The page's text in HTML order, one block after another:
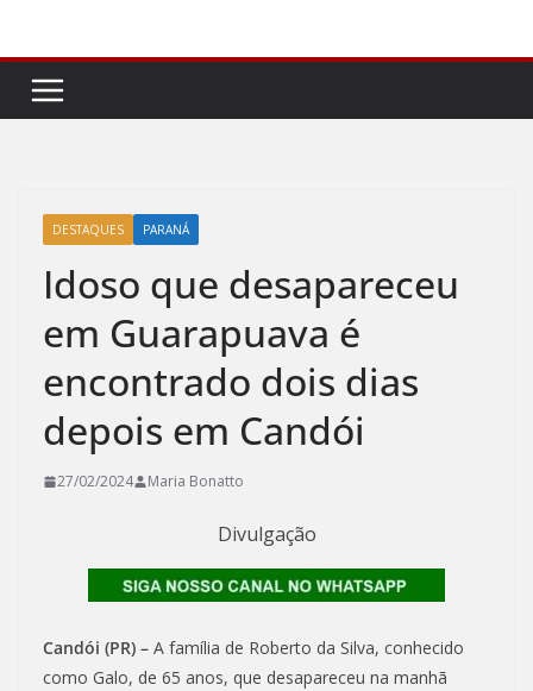
conteúdo
DESTAQUES PARANÁ
Idoso que desapareceu
em Guarapuava é
encontrado dois dias
depois em Candói
27/02/2024 Maria Bonatto
Divulgação
Candói (PR) – A família de Roberto da Silva, conhecido
como Galo, de 65 anos, que desapareceu na manhã